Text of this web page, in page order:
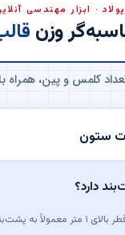
· ابزار مهندسی
وزن
کلمس و پین،
ستون
دارد؟
هم پشت‌بند اجرا کرد. (وزن قالب با پشت‌بند ۲۰٪ بیشتر است.)